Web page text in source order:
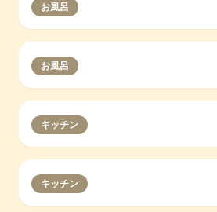
お風呂
お風呂
キッチン
キッチン